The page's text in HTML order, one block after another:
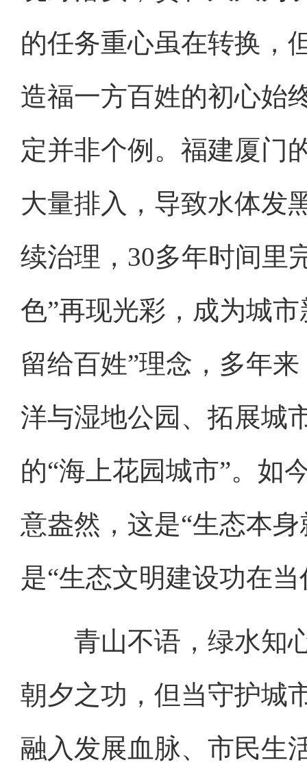
的任务重心虽在转换，
造福一方百姓的初心始
定并非个例。福建厦门
大量排入，导致水体发
续治理，30多年时间里
色”再现光彩，成为城
留给百姓”理念，多年
洋与湿地公园、拓展城
的“海上花园城市”。如
意盎然，这是“生态本
是“生态文明建设功在
青山不语，绿水知心
朝夕之功，但当守护城
融入发展血脉、市民生